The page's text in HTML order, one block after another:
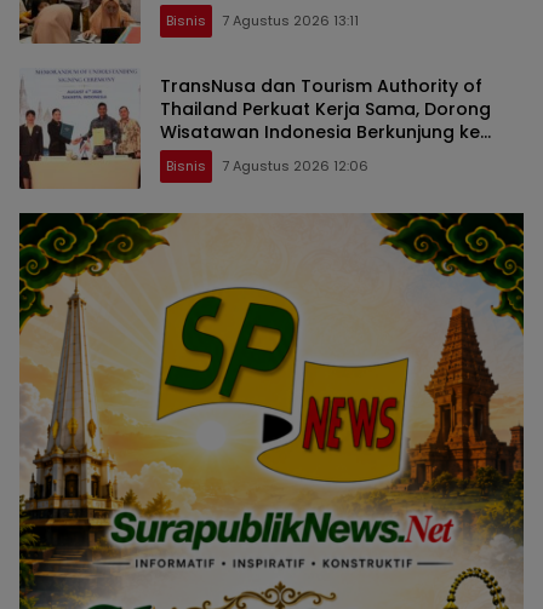
Bisnis 7 Agustus 2026 13:11
TransNusa dan Tourism Authority of
Thailand Perkuat Kerja Sama, Dorong
Wisatawan Indonesia Berkunjung ke
Thailand
Bisnis 7 Agustus 2026 12:06